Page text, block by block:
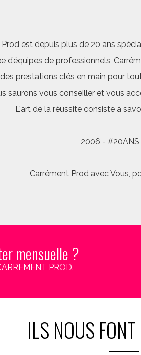
est depuis plus de 20 ans
d’équipes de professionnels,
des prestations clés en main pour
saurons vous conseiller et vous
L'art de la réussite consiste à
2006 -
Carrément Prod avec Vous,
mensuelle ?
PROD.
ILS NOUS